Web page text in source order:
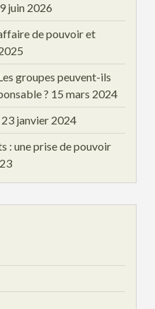
juin 2026
de pouvoir et
groupes peuvent-ils
? 15 mars 2024
23 janvier 2024
: une prise de pouvoir